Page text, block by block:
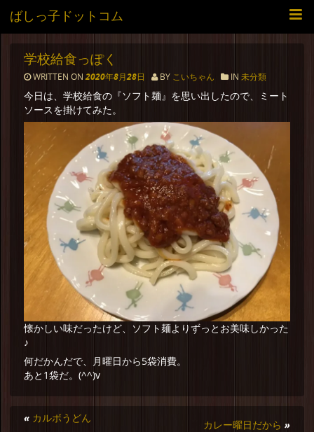
ばしっ子ドットコム
学校給食っぽく
WRITTEN ON 2020年8月28日 BY こいちゃん IN 未分類
今日は、学校給食の『ソフト麺』を思い出したので、ミート
ソースを掛けてみた。
懐かしい味だったけど、ソフト麺よりずっとお美味しかった
♪
何だかんだで、月曜日から5袋消費。
あと1袋だ。(^^)v
« カルボうどん
カレー曜日だから »